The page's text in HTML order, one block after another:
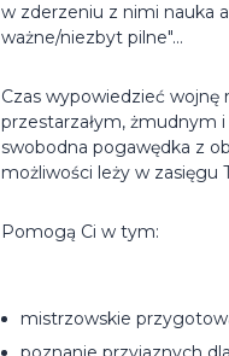
w zderzeniu z nimi nauka
ważne/niezbyt pilne"...
Czas wypowiedzieć wojnę
przestarzałym,
swobodna pogawędka z
możliwości leży w zasięgu
Pomogą Ci w tym:
mistrzowskie